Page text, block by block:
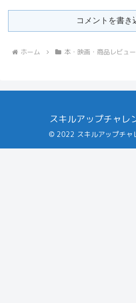
コメントを書き
ホーム 本・映画・商品レビュー
スキルアップチャレ
© 2022 スキルアップチャ